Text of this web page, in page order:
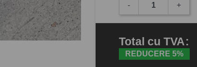
- +
Total cu TVA:
REDUCERE 5%